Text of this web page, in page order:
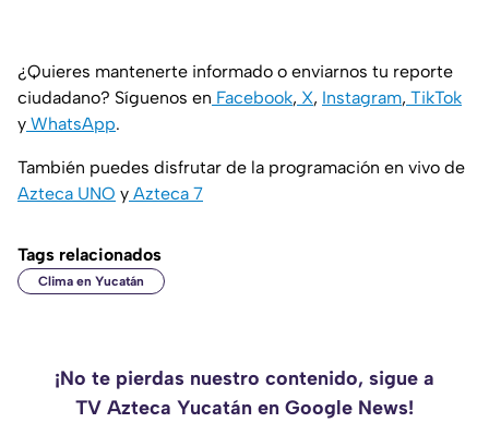
¿Quieres mantenerte informado o enviarnos tu reporte
ciudadano? Síguenos en Facebook, X, Instagram, TikTok
y WhatsApp.
También puedes disfrutar de la programación en vivo de
Azteca UNO y Azteca 7
Tags relacionados
Clima en Yucatán
¡No te pierdas nuestro contenido, sigue a
TV Azteca Yucatán en Google News!